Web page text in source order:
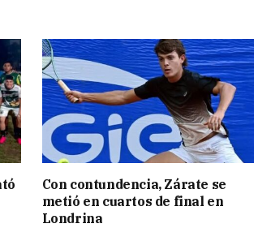
Con contundencia, Zárate se
metió en cuartos de final en
Londrina